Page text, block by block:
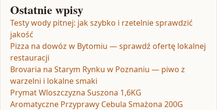
Ostatnie wpisy
Testy wody pitnej: jak szybko i rzetelnie sprawdzić
jakość
Pizza na dowóz w Bytomiu — sprawdź ofertę lokalnej
restauracji
Brovaria na Starym Rynku w Poznaniu — piwo z
warzelni i lokalne smaki
Prymat Wloszczyzna Suszona 1,6KG
Aromatyczne Przyprawy Cebula Smażona 200G